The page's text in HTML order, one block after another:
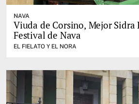
NAVA
Viuda de Corsino, Mejor Sidra
Festival de Nava
EL FIELATO Y EL NORA